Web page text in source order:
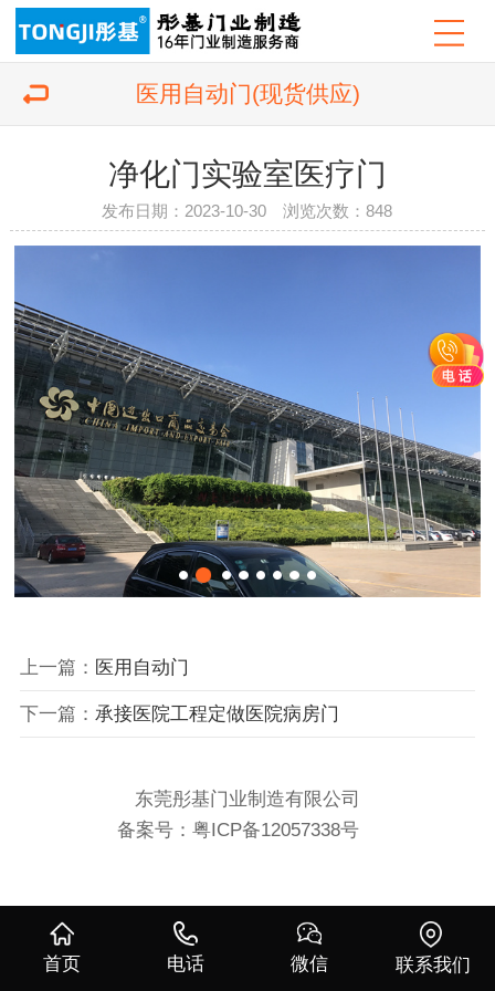
医用自动门(现货供应)
净化门实验室医疗门
发布日期：2023-10-30 浏览次数：848
上一篇： 医用自动门
下一篇： 承接医院工程定做医院病房门
东莞彤基门业制造有限公司
备案号： 粤ICP备12057338号
首页 电话 微信 联系我们